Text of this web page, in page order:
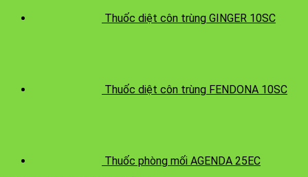
Thuốc diệt côn trùng GINGER 10SC
Thuốc diệt côn trùng FENDONA 10SC
Thuốc phòng mối AGENDA 25EC